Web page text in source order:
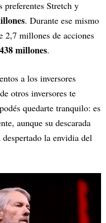
preferentes Stretch y
. Durante ese mismo
2,7 millones de acciones
millones.
a los inversores
otros inversores te
quedarte tranquilo: es
aunque su descarada
la envidia del